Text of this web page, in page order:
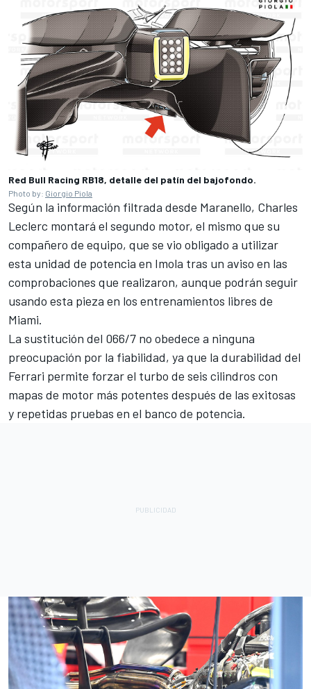
Red Bull Racing RB18, detalle del patín del bajofondo.
Photo by: Giorgio Piola
Según la información filtrada desde Maranello, Charles
Leclerc montará el segundo motor, el mismo que su
compañero de equipo, que se vio obligado a utilizar
esta unidad de potencia en Imola tras un aviso en las
comprobaciones que realizaron, aunque podrán seguir
usando esta pieza en los entrenamientos libres de
Miami.
La sustitución del 066/7 no obedece a ninguna
preocupación por la fiabilidad, ya que la durabilidad del
Ferrari permite forzar el turbo de seis cilindros con
mapas de motor más potentes después de las exitosas
y repetidas pruebas en el banco de potencia.